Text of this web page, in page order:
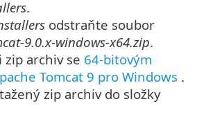
.
odstraňte soubor
9.0.x-windows-x64.zip.
zip archiv se 64-bitovým
Tomcat 9 pro Windows .
zip archiv do složky